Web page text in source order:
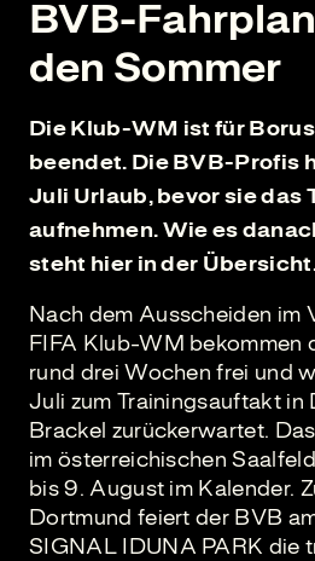
BVB-
den Sommer
Die Klub-WM ist für
beendet. Die BVB-Profis
Juli Urlaub, bevor sie das
aufnehmen. Wie es
steht hier in der
Nach dem Ausscheiden im
FIFA Klub-WM bekommen
rund drei Wochen frei und
Juli zum Trainingsauftakt in
Brackel zurückerwartet.
im österreichischen
bis 9. August im Kalender.
Dortmund feiert der BVB
SIGNAL IDUNA PARK die